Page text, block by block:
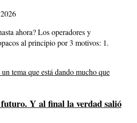
ahora? Los operadores y
al principio por 3 motivos: 1.
Y al final la verdad salió